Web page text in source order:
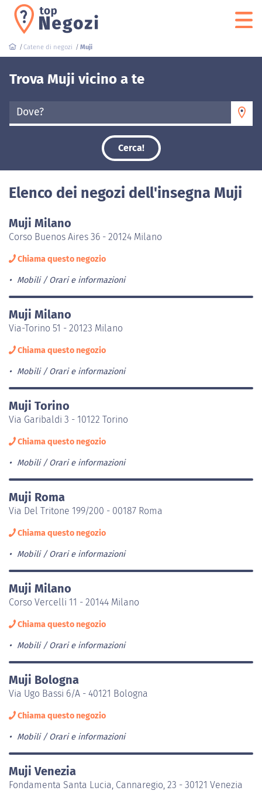
Catene di negozi Muji
Trova Muji vicino a te
Dove?
Cerca!
Elenco dei negozi dell'insegna Muji
Muji Milano
Corso Buenos Aires 36 - 20124 Milano
Chiama questo negozio
Mobili Orari e informazioni
Muji Milano
Via-Torino 51 - 20123 Milano
Chiama questo negozio
Mobili Orari e informazioni
Muji Torino
Via Garibaldi 3 - 10122 Torino
Chiama questo negozio
Mobili Orari e informazioni
Muji Roma
Via Del Tritone 199/200 - 00187 Roma
Chiama questo negozio
Mobili Orari e informazioni
Muji Milano
Corso Vercelli 11 - 20144 Milano
Chiama questo negozio
Mobili Orari e informazioni
Muji Bologna
Via Ugo Bassi 6/A - 40121 Bologna
Chiama questo negozio
Mobili Orari e informazioni
Muji Venezia
Fondamenta Santa Lucia, Cannaregio, 23 - 30121 Venezia